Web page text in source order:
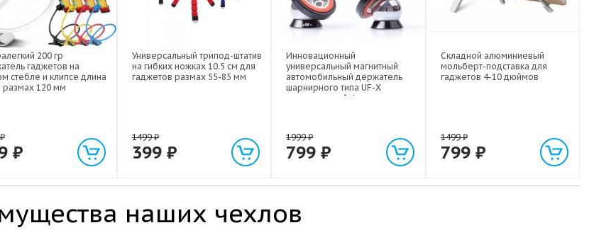
200 гр
гаджетов на
стебле и клипсе длина
размах 120 мм
₽
₽
Универсальный трипод-штатив
на гибких ножках 10.5 см для
гаджетов размах 55-85 мм
1499₽
399 ₽
Инновационный
универсальный магнитный
автомобильный держатель
шарнирного типа UF-X
экстрасильной фиксации для
1999₽
799₽
Складной алюминиевый
мольберт-подставка для
гаджетов 4-10 дюймов
1499₽
799 ₽
наших чехлов